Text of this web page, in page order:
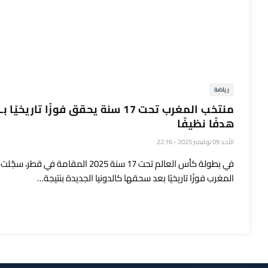
رياضة
هدفًا نظيفًا
الأحد 09 نوفمبر 2025 - 22:16
في بطولة كأس العالم تحت 17 سنة 2025 المقامة في قطر، سجّلت
المغرب فوزًا تاريخيًا بعد سحقها كالدونيا الجديدة بنتيجة…